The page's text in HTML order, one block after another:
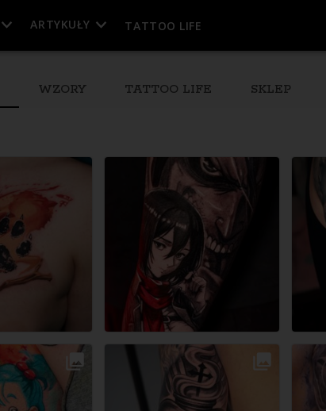
ARTYKUŁY TATTOO LIFE
(cały dzień)
Warszawa
(cały dzień)
Warszawa
WZORY TATTOO LIFE SKLEP